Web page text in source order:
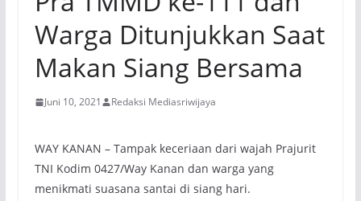
Warga Ditunjukkan Saat
Makan Siang Bersama
Juni 10, 2021 Redaksi Mediasriwijaya
WAY KANAN – Tampak keceriaan dari wajah Prajurit
TNI Kodim 0427/Way Kanan dan warga yang
menikmati suasana santai di siang hari.